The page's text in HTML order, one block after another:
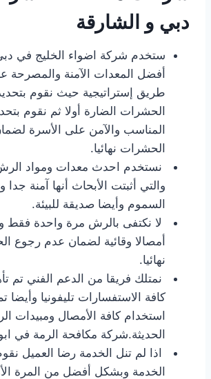
دبي و الشارقة
ستخدم شركة اضواء الخليج في
أفضل المعدات الآمنة والمصرحة
طريق إستراتيجية حيث نقوم
الحشرات الضارة أولا ثم نقوم
المناسب والآمن على الأسرة
الحشرات نهائيا.
نستخدم احدث معدات ومواد
والتي أثبتت الأبحاث أنها آمنة جدا
السموم وأيضا صديقة للبيئة.
لا نكتفى بالرش مرة واحدة فقط
أمصالا وقائية لضمان عدم رجوع
نهائيا.
نمتلك فريقا من الدعم الفني تم
كافة الاستفسارات تليفونيا وأيضا
استخدام كافة الأمصال ومبيدات
الحديثة.شركة مكافحة الرمة في
اذا لم تنل الخدمة رضا العميل
الخدمة وبشكل أفضل من المرة